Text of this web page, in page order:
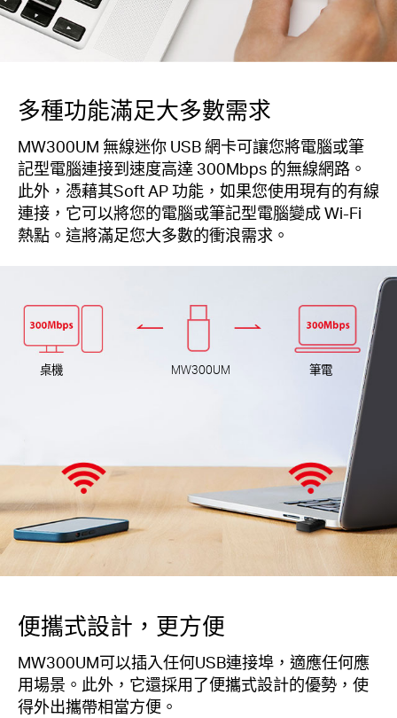
多種功能滿足大多數需求
MW300UM 無線迷你 USB 網卡可讓您將電腦或筆
記型電腦連接到速度高達 300Mbps 的無線網路。
此外，憑藉其Soft AP 功能，如果您使用現有的有線
連接，它可以將您的電腦或筆記型電腦變成 Wi-Fi
熱點。這將滿足您大多數的衝浪需求。
桌機 MW300UM 筆電
便攜式設計，更方便
MW300UM可以插入任何USB連接埠，適應任何應
用場景。此外，它還採用了便攜式設計的優勢，使
得外出攜帶相當方便。